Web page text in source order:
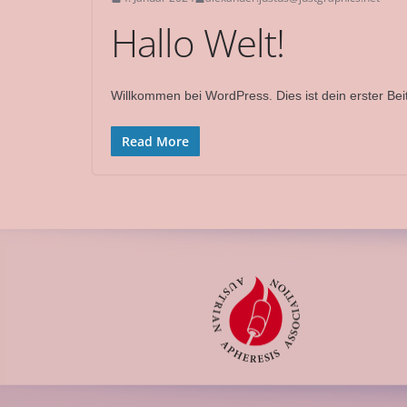
Hallo Welt!
Willkommen bei WordPress. Dies ist dein erster
Read More